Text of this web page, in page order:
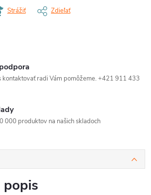
Strážiť Zdieľať
kontaktovať radi Vám pomôžeme. +421 911 433
000 produktov na našich skladoch
popis